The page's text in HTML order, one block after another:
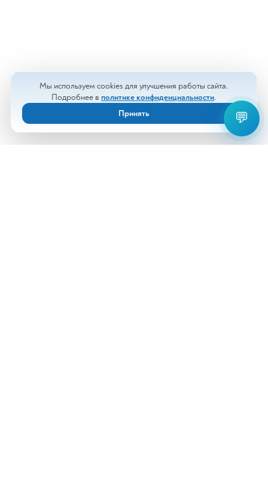
Мы используем cookies для улучшения работы сайта.
Подробнее в политике конфиденциальности.
Принять
💬